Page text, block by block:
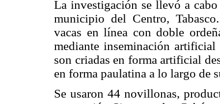
La investigación se llevó a
municipio del Centro,
vacas en línea con doble
mediante inseminación
son criadas en forma artificial
en forma paulatina a lo largo de
Se usaron 44 novillonas,